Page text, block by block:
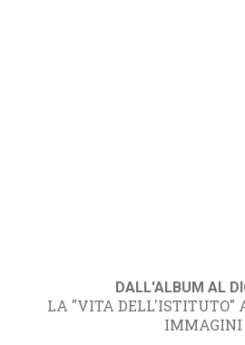
DALL'ALBUM AL
LA "VITA DELL'ISTITUTO"
IMMAGINI